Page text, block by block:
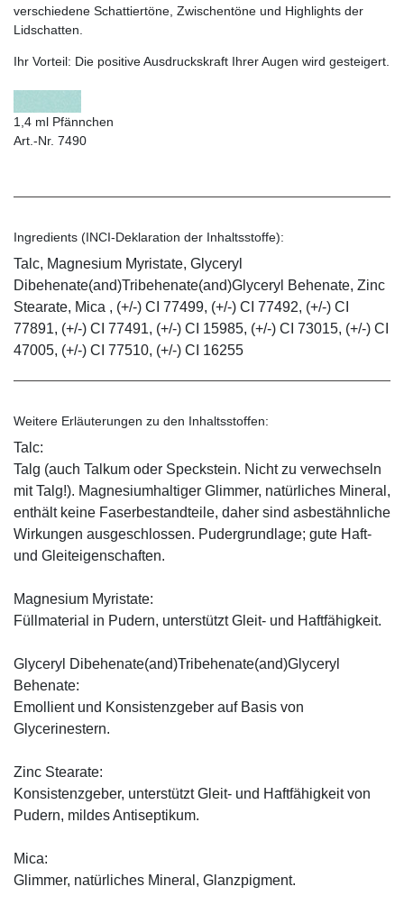
verschiedene Schattiertöne, Zwischentöne und Highlights der
Lidschatten.
Ihr Vorteil: Die positive Ausdruckskraft Ihrer Augen wird gesteigert.
1,4 ml Pfännchen
Art.-Nr. 7490
Ingredients (INCI-Deklaration der Inhaltsstoffe):
Talc, Magnesium Myristate, Glyceryl
Dibehenate(and)Tribehenate(and)Glyceryl Behenate, Zinc
Stearate, Mica , (+/-) CI 77499, (+/-) CI 77492, (+/-) CI
77891, (+/-) CI 77491, (+/-) CI 15985, (+/-) CI 73015, (+/-) CI
47005, (+/-) CI 77510, (+/-) CI 16255
Weitere Erläuterungen zu den Inhaltsstoffen:
Talc:
Talg (auch Talkum oder Speckstein. Nicht zu verwechseln
mit Talg!). Magnesiumhaltiger Glimmer, natürliches Mineral,
enthält keine Faserbestandteile, daher sind asbestähnliche
Wirkungen ausgeschlossen. Pudergrundlage; gute Haft-
und Gleiteigenschaften.
Magnesium Myristate:
Füllmaterial in Pudern, unterstützt Gleit- und Haftfähigkeit.
Glyceryl Dibehenate(and)Tribehenate(and)Glyceryl
Behenate:
Emollient und Konsistenzgeber auf Basis von
Glycerinestern.
Zinc Stearate:
Konsistenzgeber, unterstützt Gleit- und Haftfähigkeit von
Pudern, mildes Antiseptikum.
Mica:
Glimmer, natürliches Mineral, Glanzpigment.